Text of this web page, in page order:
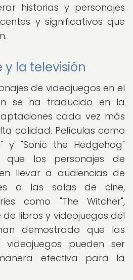
historias y personajes
y significativos que
y la televisión
de videojuegos en el
se ha traducido en la
cada vez más
calidad. Películas como
y "Sonic the Hedgehog"
que los personajes de
llevar a audiencias de
a las salas de cine,
como "The Witcher",
libros y videojuegos del
demostrado que las
pueden ser
efectiva para la